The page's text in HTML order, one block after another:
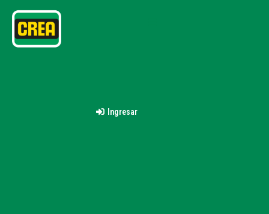
Ingresar